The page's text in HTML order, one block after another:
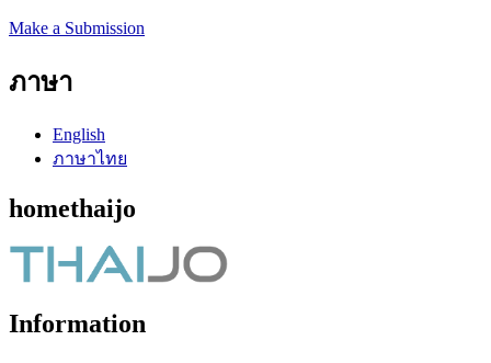
Make a Submission
ภาษา
English
ภาษาไทย
homethaijo
Information